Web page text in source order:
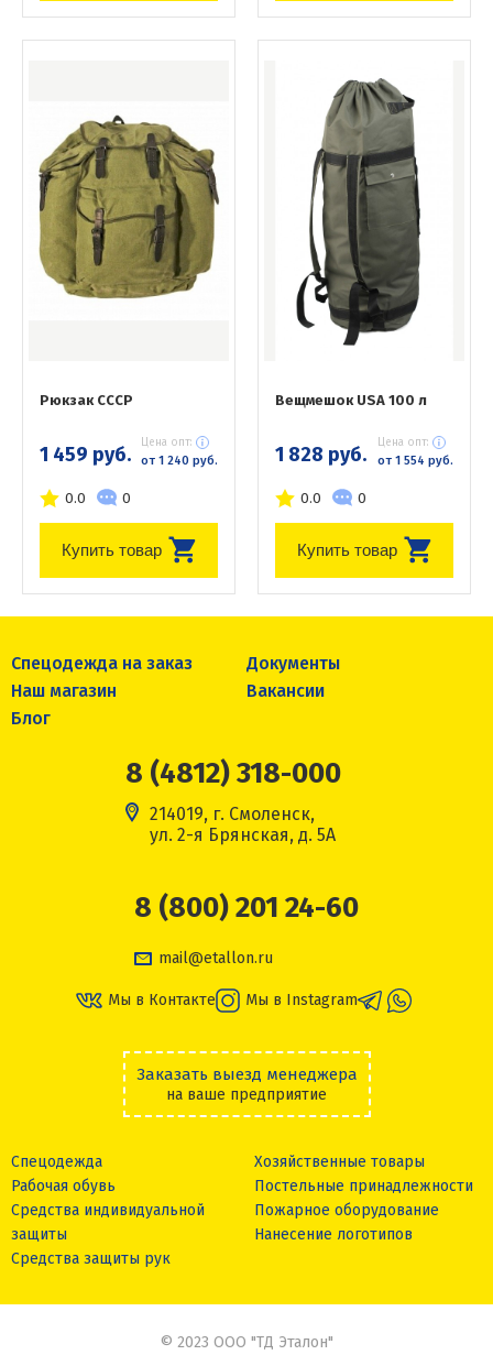
Рюкзак СССР
1 459 руб. Цена опт:
от 1 240 руб.
0.0 0
Купить товар
Вещмешок USA 100 л
1 828 руб. Цена опт:
от 1 554 руб.
0.0 0
Купить товар
Спецодежда на заказ
Документы
Наш магазин
Вакансии
Блог
8 (4812) 318-000
214019, г. Смоленск,
ул. 2-я Брянская, д. 5А
8 (800) 201 24-60
mail@etallon.ru
Мы в Контакте Мы в Instagram
Заказать выезд менеджера
на ваше предприятие
Спецодежда
Рабочая обувь
Средства индивидуальной
защиты
Средства защиты рук
Хозяйственные товары
Постельные принадлежности
Пожарное оборудование
Нанесение логотипов
© 2023 ООО "ТД Эталон"